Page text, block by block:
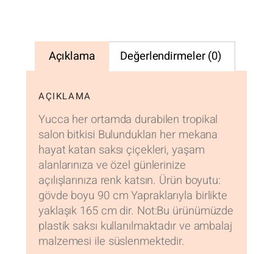
Açıklama Değerlendirmeler (0)
AÇIKLAMA
Yucca her ortamda durabilen tropikal
salon bitkisi Bulundukları her mekana
hayat katan saksı çiçekleri, yaşam
alanlarınıza ve özel günlerinize
açılışlarınıza renk katsın. Ürün boyutu:
gövde boyu 90 cm Yapraklarıyla birlikte
yaklaşık 165 cm dir. Not:Bu ürünümüzde
plastik saksı kullanılmaktadır ve ambalaj
malzemesi ile süslenmektedir.